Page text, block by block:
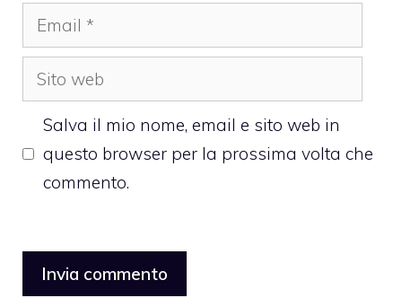
Email
Sito
web
Salva il mio nome, email e sito web in
questo browser per la prossima volta che
commento.